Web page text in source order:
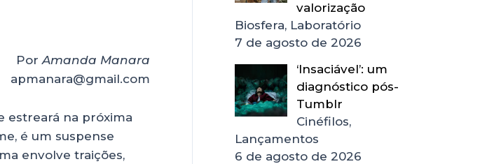
PorAmanda Manara
apmanara@gmail.com
estreará na próxima
é um suspense
envolve traições,
valorização
Biosfera, Laboratório
7 de agosto de 2026
‘Insaciável’: um
diagnóstico pós-
Tumblr
Cinéfilos,
Lançamentos
6 de agosto de 2026